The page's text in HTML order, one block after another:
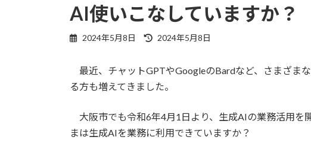
AI使いこなしていますか？
2024年5月8日
最
新
日
2024年5月8日
最近、チャットGPTやGoogleのBardなど、さまざま
る方も増えてきました。
大阪市でも令和6年4月1日より、生成AIの業務活用を
まは生成AIを業務に利用できていますか？